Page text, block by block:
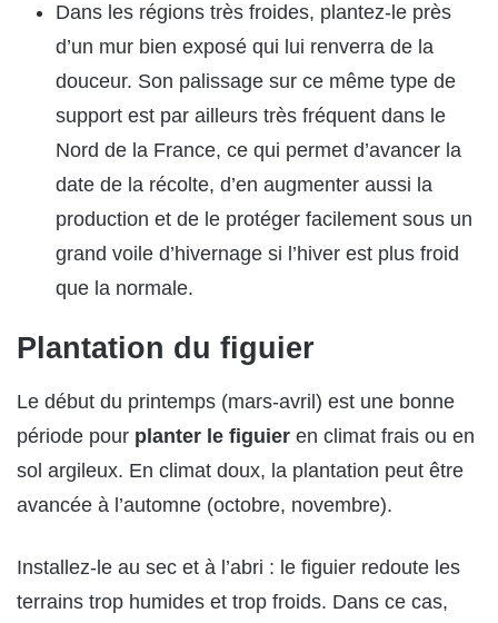
Dans les régions très froides, plantez-le près
d’un mur bien exposé qui lui renverra de la
douceur. Son palissage sur ce même type de
support est par ailleurs très fréquent dans le
Nord de la France, ce qui permet d’avancer la
date de la récolte, d’en augmenter aussi la
production et de le protéger facilement sous un
grand voile d’hivernage si l’hiver est plus froid
que la normale.
Plantation du figuier
Le début du printemps (mars-avril) est une bonne
période pour planter le figuier en climat frais ou en
sol argileux. En climat doux, la plantation peut être
avancée à l’automne (octobre, novembre).
Installez-le au sec et à l’abri : le figuier redoute les
terrains trop humides et trop froids. Dans ce cas,